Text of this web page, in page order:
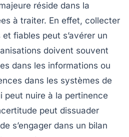
réside dans la
à traiter. En effet, collecter
fiables peut s’avérer un
doivent souvent
dans les informations ou
dans les systèmes de
peut nuire à la pertinence
peut dissuader
s’engager dans un bilan